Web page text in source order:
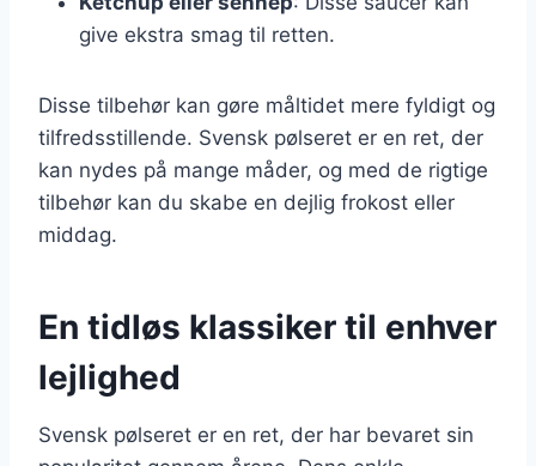
give ekstra smag til retten.
Disse tilbehør kan gøre måltidet mere fyldigt og
tilfredsstillende. Svensk pølseret er en ret, der
kan nydes på mange måder, og med de rigtige
tilbehør kan du skabe en dejlig frokost eller
middag.
En tidløs klassiker til enhver
lejlighed
Svensk pølseret er en ret, der har bevaret sin